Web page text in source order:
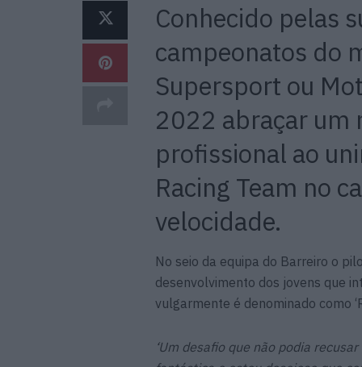
Conhecido pelas
campeonatos do
Supersport ou
2022 abraçar um
profissional ao
Racing Team no
velocidade.
No seio da equipa do Barreiro o
desenvolvimento dos jovens que
vulgarmente é denominado como
‘Um desafio que não podia